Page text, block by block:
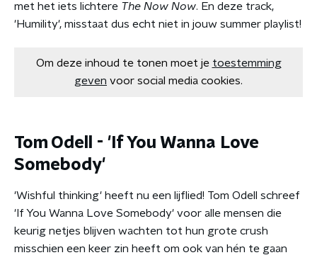
met het iets lichtere The Now Now. En deze track,
'Humility', misstaat dus echt niet in jouw summer playlist!
Om deze inhoud te tonen moet je toestemming
geven voor social media cookies.
Tom Odell - 'If You Wanna Love
Somebody'
'Wishful thinking' heeft nu een lijflied! Tom Odell schreef
'If You Wanna Love Somebody' voor alle mensen die
keurig netjes blijven wachten tot hun grote crush
misschien een keer zin heeft om ook van hén te gaan